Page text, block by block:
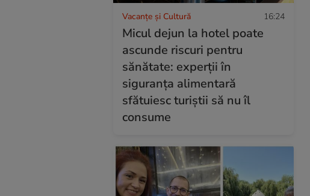
Vacanțe și Cultură 16:24
Micul dejun la hotel poate
ascunde riscuri pentru
sănătate: experții în
siguranța alimentară
sfătuiesc turiștii să nu îl
consume